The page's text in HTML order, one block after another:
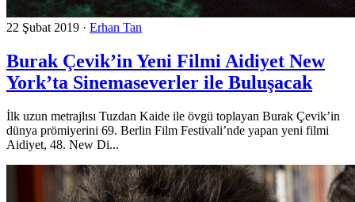
22 Şubat 2019 · Erhan Tan
Burak Çevik’in Yeni Filmi Aidiyet New
York’ta Sinemaseverler ile Buluşacak
İlk uzun metrajlısı Tuzdan Kaide ile övgü toplayan Burak Çevik’in
dünya prömiyerini 69. Berlin Film Festivali’nde yapan yeni filmi
Aidiyet, 48. New Di...